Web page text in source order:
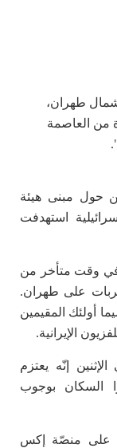
شمال طهران،
من العاصمة
حول مبنى هيئة
استهدفت
في وقت متأخر من
على طهران.
أولئك المقيمين
الإيرانية.
إنّه يعتزم
السكان بوجوب
على منصّة إكس